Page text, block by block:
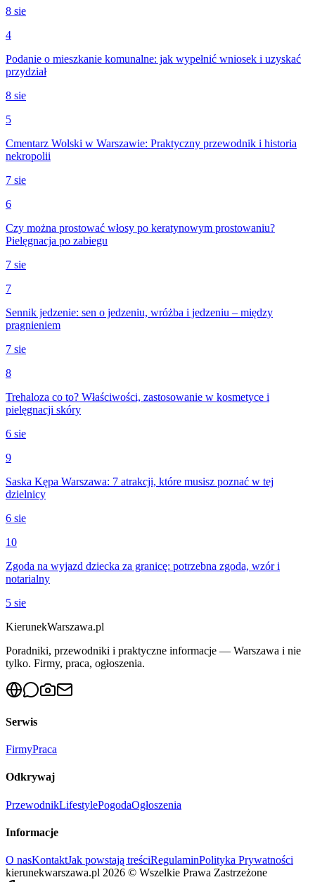
8 sie
4
Podanie o mieszkanie komunalne: jak wypełnić wniosek i uzyskać
przydział
8 sie
5
Cmentarz Wolski w Warszawie: Praktyczny przewodnik i historia
nekropolii
7 sie
6
Czy można prostować włosy po keratynowym prostowaniu?
Pielęgnacja po zabiegu
7 sie
7
Sennik jedzenie: sen o jedzeniu, wróżba i jedzeniu – między
pragnieniem
7 sie
8
Trehaloza co to? Właściwości, zastosowanie w kosmetyce i
pielęgnacji skóry
6 sie
9
Saska Kępa Warszawa: 7 atrakcji, które musisz poznać w tej
dzielnicy
6 sie
10
Zgoda na wyjazd dziecka za granicę: potrzebna zgoda, wzór i
notarialny
5 sie
KierunekWarszawa.pl
Poradniki, przewodniki i praktyczne informacje — Warszawa i nie
tylko. Firmy, praca, ogłoszenia.
Serwis
FirmyPraca
Odkrywaj
PrzewodnikLifestylePogodaOgłoszenia
Informacje
O nasKontaktJak powstają treściRegulaminPolityka Prywatności
kierunekwarszawa.pl 2026 © Wszelkie Prawa Zastrzeżone